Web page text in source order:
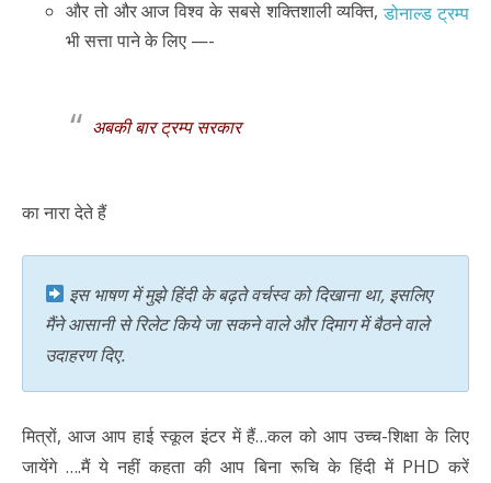
और तो और आज विश्व के सबसे शक्तिशाली व्यक्ति,डोनाल्ड ट्रम्प
भी सत्ता पाने के लिए —-
अबकी बार ट्रम्प सरकार
का नारा देते हैं
इस भाषण में मुझे हिंदी के बढ़ते वर्चस्व को दिखाना था, इसलिए
मैंने आसानी से रिलेट किये जा सकने वाले और दिमाग में बैठने वाले
उदाहरण दिए.
मित्रों, आज आप हाई स्कूल इंटर में हैं…कल को आप उच्च-शिक्षा के लिए
जायेंगे ….मैं ये नहीं कहता की आप बिना रूचि के हिंदी में PHD करें